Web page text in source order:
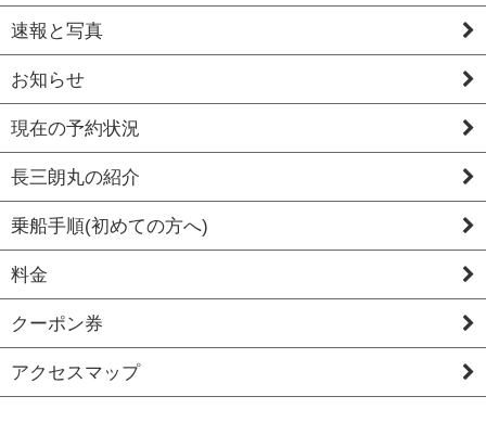
速報と写真
お知らせ
現在の予約状況
長三朗丸の紹介
乗船手順(初めての方へ)
料金
クーポン券
アクセスマップ